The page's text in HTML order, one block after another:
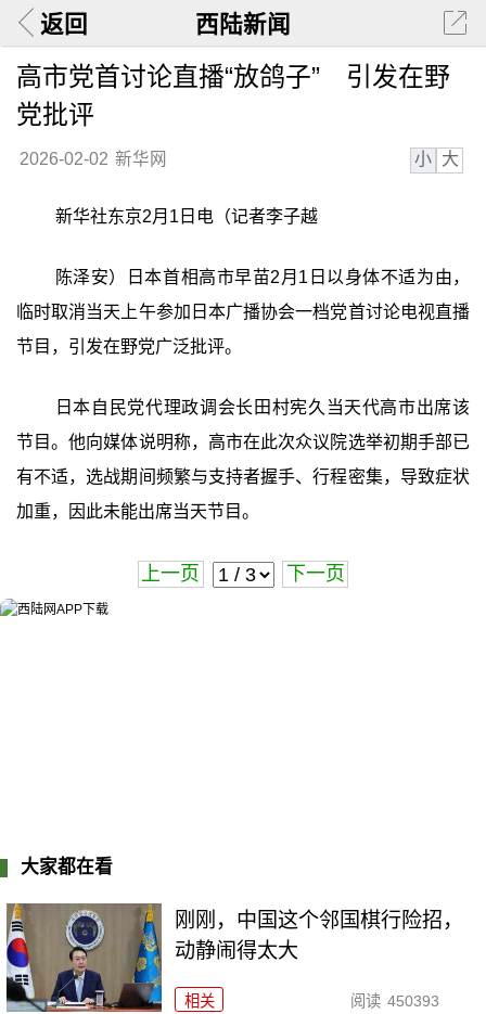
返回 西陆新闻
高市党首讨论直播“放鸽子” 引发在野
党批评
2026-02-02 新华网 小 大
新华社东京2月1日电（记者李子越
陈泽安）日本首相高市早苗2月1日以身体不适为由，
临时取消当天上午参加日本广播协会一档党首讨论电视直播
节目，引发在野党广泛批评。
日本自民党代理政调会长田村宪久当天代高市出席该
节目。他向媒体说明称，高市在此次众议院选举初期手部已
有不适，选战期间频繁与支持者握手、行程密集，导致症状
加重，因此未能出席当天节目。
上一页 下一页
大家都在看
刚刚，中国这个邻国棋行险招，
动静闹得太大
相关 阅读 450393